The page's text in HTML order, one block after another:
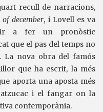
recull de narracions,
of december, i Lovell es va
a fer un pronòstic
que el pas del temps no
La nova obra del famós
que ha escrit, la més
aporta una aposta més
i el fangar on la
contemporània.